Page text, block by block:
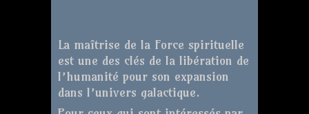
La maîtrise de la Force spirituelle
est une des clés de la libération de
l’humanité pour son expansion
dans l’univers galactique.